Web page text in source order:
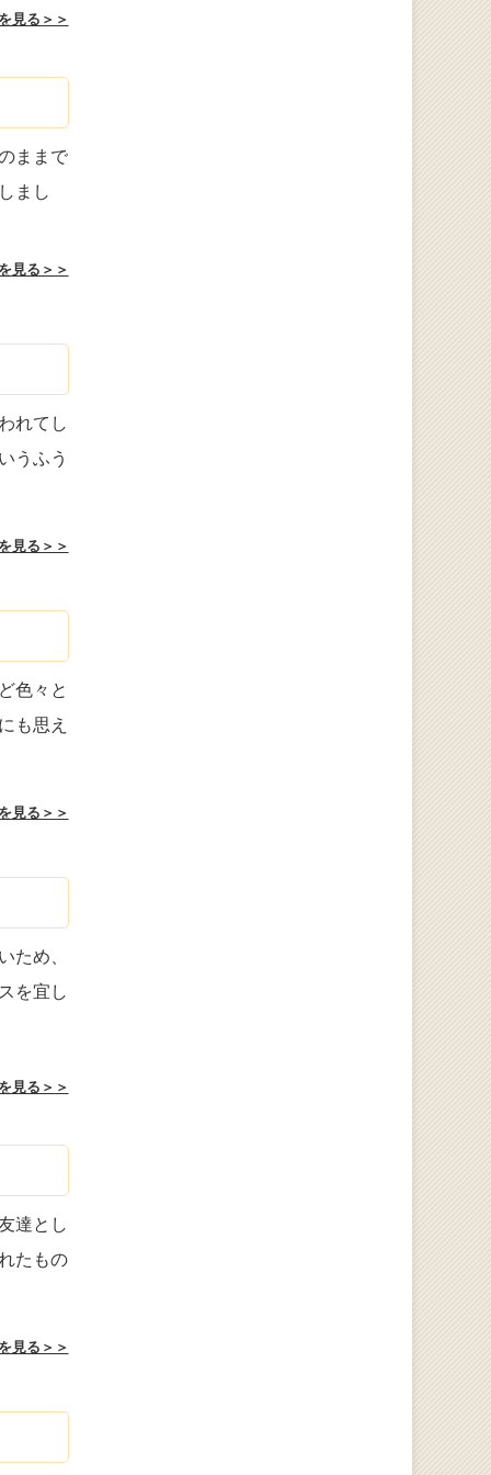
見る＞＞
ままで
まし
見る＞＞
れてし
うふう
見る＞＞
色々と
も思え
見る＞＞
ため、
を宜し
見る＞＞
達とし
たもの
見る＞＞